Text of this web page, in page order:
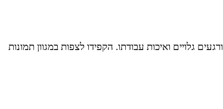
גלויים ואיכות עבודתו. הקפידו לצפות במגוון תמונות